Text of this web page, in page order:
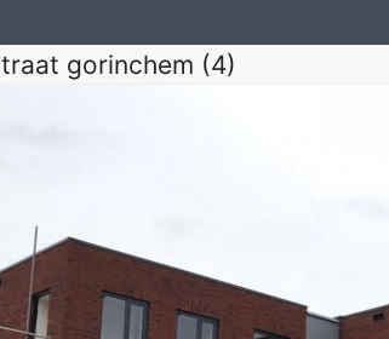
gorinchem (4)